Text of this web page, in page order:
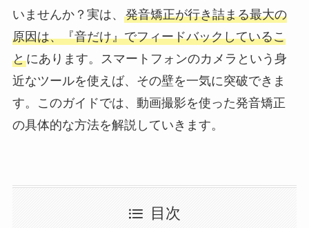
いませんか？実は、 発音矯正が行き詰まる最大の
原因は、『音だけ』でフィードバックしているこ
とにあります。スマートフォンのカメラという身
近なツールを使えば、その壁を一気に突破できま
す。このガイドでは、動画撮影を使った発音矯正
の具体的な方法を解説していきます。
目次